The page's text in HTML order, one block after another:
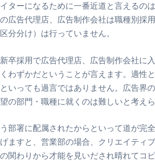
ターになるために一番近道と言えるの
広告代理店、広告制作会社は職種別採
分分け）は行っていません。
卒採用で広告代理店、広告制作会社に
わずかだということが言えます。適性
いっても過言ではありません。広告界
の部門・職種に就くのは難しいと考えら
部署に配属されたからといって道が完
ますと、営業部の場合、クリエイティ
関わりから才能を見いだされ晴れてコ